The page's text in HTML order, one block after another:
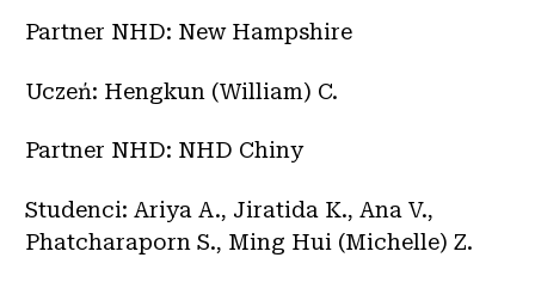
Partner NHD: New Hampshire
Uczeń: Hengkun (William) C.
Partner NHD: NHD Chiny
Studenci: Ariya A., Jiratida K., Ana V.,
Phatcharaporn S., Ming Hui (Michelle) Z.